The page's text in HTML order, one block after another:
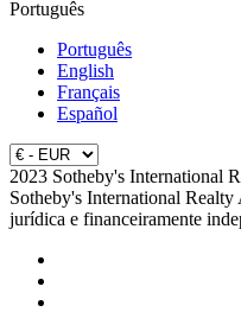
Português
Português
English
Français
Español
2023 Sotheby's International
Sotheby's International
jurídica e financeiramente